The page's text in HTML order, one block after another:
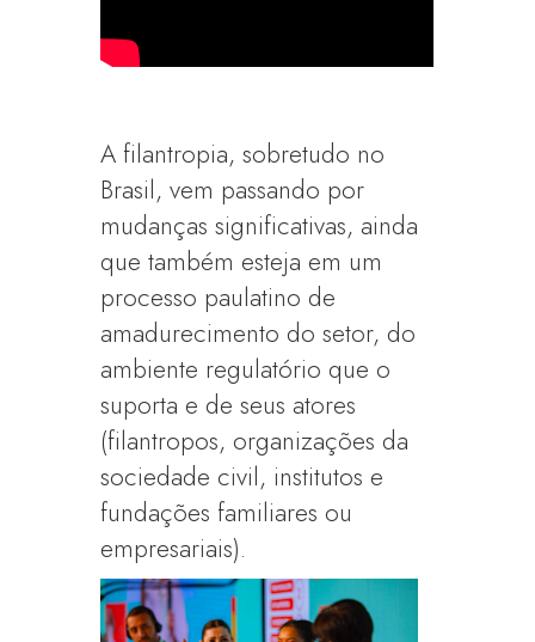
A filantropia, sobretudo no
Brasil, vem passando por
mudanças significativas, ainda
que também esteja em um
processo paulatino de
amadurecimento do setor, do
ambiente regulatório que o
suporta e de seus atores
(filantropos, organizações da
sociedade civil, institutos e
fundações familiares ou
empresariais).